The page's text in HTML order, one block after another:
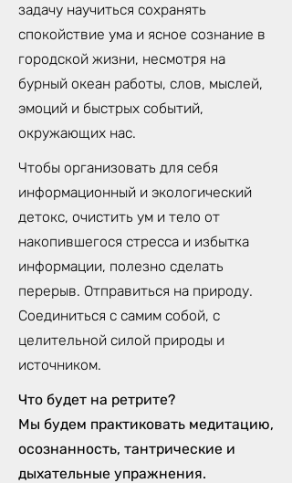
задачу научиться сохранять
спокойствие ума и ясное сознание в
городской жизни, несмотря на
бурный океан работы, слов, мыслей,
эмоций и быстрых событий,
окружающих нас.
Чтобы организовать для себя
информационный и экологический
детокс, очистить ум и тело от
накопившегося стресса и избытка
информации, полезно сделать
перерыв. Отправиться на природу.
Соединиться с самим собой, с
целительной силой природы и
источником.
Что будет на ретрите?
Мы будем практиковать медитацию,
осознанность, тантрические и
дыхательные упражнения.